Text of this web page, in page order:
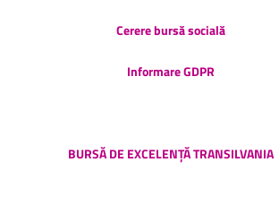
Cerere bursă socială
Informare GDPR
BURSĂ DE EXCELENȚĂ TRANSILVANIA